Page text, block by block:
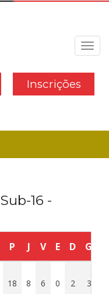
Inscrições
16 -
P J V E D GP
18 8 6 0 2 37